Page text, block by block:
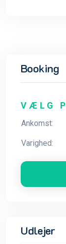
Booking
VÆLG
Ankomst:
Varighed:
Udlejer